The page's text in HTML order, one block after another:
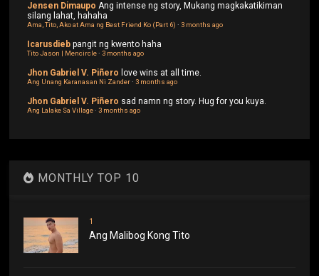
Jensen Dimaupo Ang intense ng story, Mukang magkakatikiman
silang lahat, hahaha
Ama, Tito, Ako at Ama ng Best Friend Ko (Part 6) ·3 months ago
Icarusdieb pangit ng kwento haha
Tito Jason | Mencircle·3 months ago
Jhon Gabriel V. Piñero love wins at all time.
Ang Unang Karanasan Ni Zander·3 months ago
Jhon Gabriel V. Piñero sad namn ng story. Hug for you kuya.
Ang Lalake Sa Village·3 months ago
MONTHLY TOP 10
1
Ang Malibog Kong Tito